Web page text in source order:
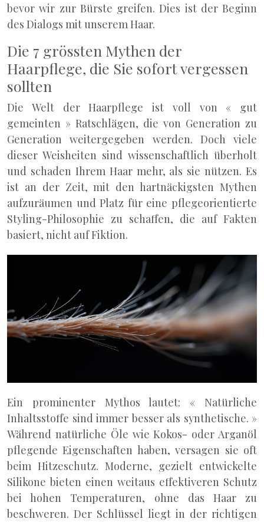
bevor wir zur Bürste greifen. Dies ist der Beginn
des Dialogs mit unserem Haar.
Die 7 grössten Mythen der
Haarpflege, die Sie sofort vergessen
sollten
Die Welt der Haarpflege ist voll von « gut
gemeinten » Ratschlägen, die von Generation zu
Generation weitergegeben werden. Doch viele
dieser Weisheiten sind wissenschaftlich überholt
und schaden Ihrem Haar mehr, als sie nützen. Es
ist an der Zeit, mit den hartnäckigsten Mythen
aufzuräumen und Platz für eine pflegeorientierte
Styling-Philosophie zu schaffen, die auf Fakten
basiert, nicht auf Fiktion.
Ein prominenter Mythos lautet: « Natürliche
Inhaltsstoffe sind immer besser als synthetische. »
Während natürliche Öle wie Kokos- oder Arganöl
pflegende Eigenschaften haben, versagen sie oft
beim Hitzeschutz. Moderne, gezielt entwickelte
Silikone bieten einen weitaus effektiveren Schutz
bei hohen Temperaturen, ohne das Haar zu
beschweren. Der Schlüssel liegt in der richtigen